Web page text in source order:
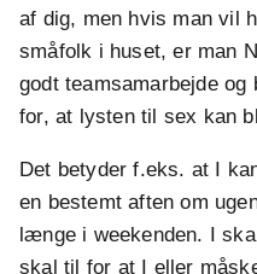
af dig, men hvis man vil
småfolk i huset, er man
godt teamsamarbejde
for, at lysten til sex kan
Det betyder f.eks. at I
en bestemt aften om
længe i weekenden. I
skal til for at I eller